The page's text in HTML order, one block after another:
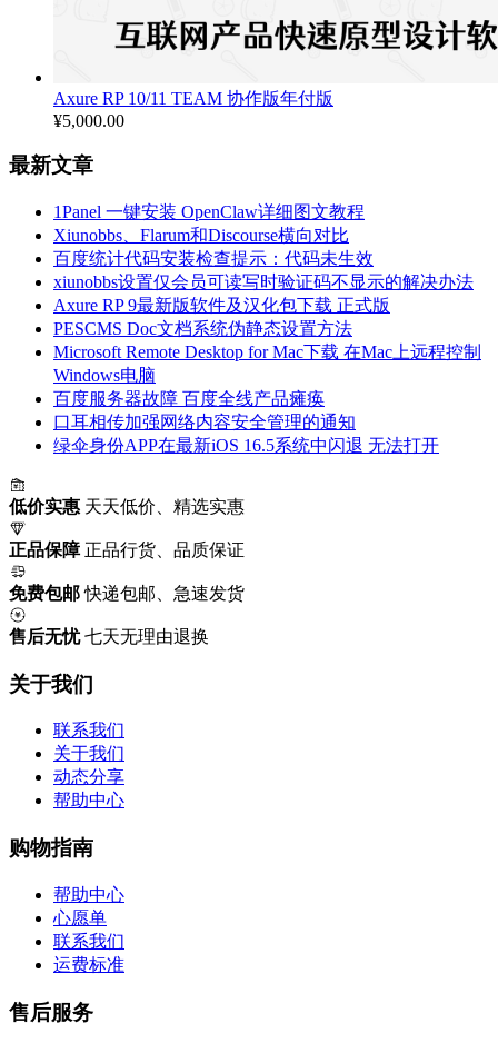
Axure RP 10/11 TEAM 协作版年付版
¥5,000.00
最新文章
1Panel 一键安装 OpenClaw详细图文教程
Xiunobbs、Flarum和Discourse横向对比
百度统计代码安装检查提示：代码未生效
xiunobbs设置仅会员可读写时验证码不显示的解决办法
Axure RP 9最新版软件及汉化包下载 正式版
PESCMS Doc文档系统伪静态设置方法
Microsoft Remote Desktop for Mac下载 在Mac上远程控制
Windows电脑
百度服务器故障 百度全线产品瘫痪
口耳相传加强网络内容安全管理的通知
绿伞身份APP在最新iOS 16.5系统中闪退 无法打开
低价实惠 天天低价、精选实惠
正品保障 正品行货、品质保证
免费包邮 快递包邮、急速发货
售后无忧 七天无理由退换
关于我们
联系我们
关于我们
动态分享
帮助中心
购物指南
帮助中心
心愿单
联系我们
运费标准
售后服务